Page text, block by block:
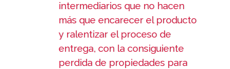
intermediarios que no hacen
más que encarecer el producto
y ralentizar el proceso de
entrega, con la consiguiente
perdida de propiedades para